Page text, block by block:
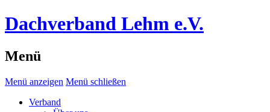
Dachverband Lehm e.V.
Menü
Menü anzeigen Menü schließen
Verband